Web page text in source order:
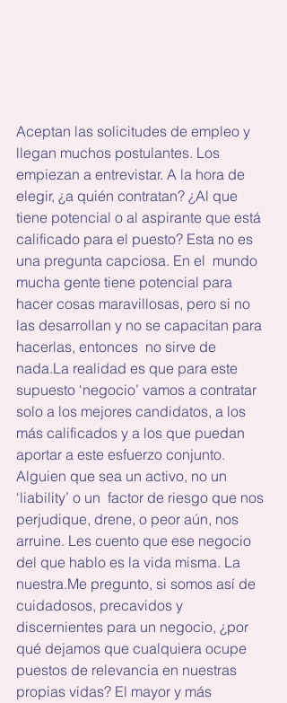
Aceptan las solicitudes de empleo y
llegan muchos postulantes. Los
empiezan a entrevistar. A la hora de
elegir, ¿a quién contratan? ¿Al que
tiene potencial o al aspirante que está
calificado para el puesto? Esta no es
una pregunta capciosa. En el  mundo
mucha gente tiene potencial para
hacer cosas maravillosas, pero si no
las desarrollan y no se capacitan para
hacerlas, entonces  no sirve de
nada.La realidad es que para este
supuesto ‘negocio’ vamos a contratar
solo a los mejores candidatos, a los
más calificados y a los que puedan
aportar a este esfuerzo conjunto.
Alguien que sea un activo, no un
‘liability’ o un  factor de riesgo que nos
perjudique, drene, o peor aún, nos
arruine. Les cuento que ese negocio
del que hablo es la vida misma. La
nuestra.Me pregunto, si somos así de
cuidadosos, precavidos y
discernientes para un negocio, ¿por
qué dejamos que cualquiera ocupe
puestos de relevancia en nuestras
propias vidas? El mayor y más